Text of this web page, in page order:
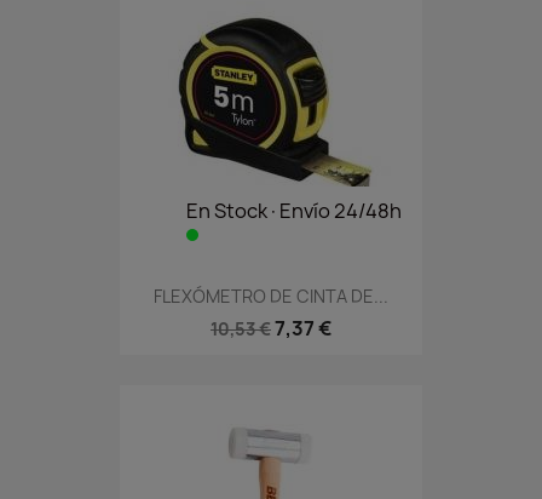
En Stock·Envío 24/48h
FLEXÓMETRO DE CINTA DE...
10,53 €7,37 €